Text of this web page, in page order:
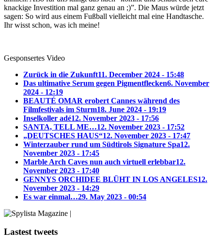
knackige Investition mal ganz genau an ;)”. Die Maus würde jetzt
sagen: So wird aus einem Fußball vielleicht mal eine Handtasche.
Ihr wisst schon, was ich meine!
Gesponsertes Video
Zurück in die Zukunft11. December 2024 - 15:48
Das ultimative Serum gegen Pigmentflecken6. November
2024 - 12:19
BEAUTÉ OMAR erobert Cannes während des
Filmfestivals im Sturm18. June 2024 - 19:19
Inselkoller adé12. November 2023 - 17:56
SANTA, TELL ME…12. November 2023 - 17:52
„DEUTSCHES HAUS“12. November 2023 - 17:47
Winterzauber rund um Südtirols Signature Spa12.
November 2023 - 17:45
Marble Arch Caves nun auch virtuell erlebbar12.
November 2023 - 17:40
GENNYS ORCHIDEE BLÜHT IN LOS ANGELES12.
November 2023 - 14:29
Es war einmal…29. May 2023 - 00:54
Lastest tweets